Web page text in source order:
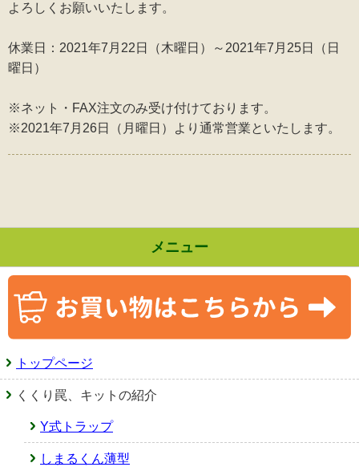
よろしくお願いいたします。
休業日：2021年7月22日（木曜日）～2021年7月25日（日
曜日）
※ネット・FAX注文のみ受け付けております。
※2021年7月26日（月曜日）より通常営業といたします。
メニュー
トップページ
くくり罠、キットの紹介
Y式トラップ
しまるくん薄型